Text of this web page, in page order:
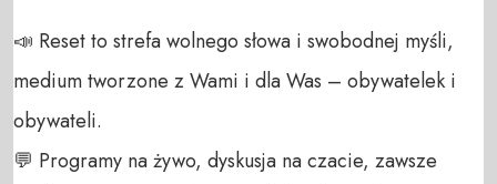
📣 Reset to strefa wolnego słowa i swobodnej myśli,
medium tworzone z Wami i dla Was – obywatelek i
obywateli.
💬 Programy na żywo, dyskusja na czacie, zawsze